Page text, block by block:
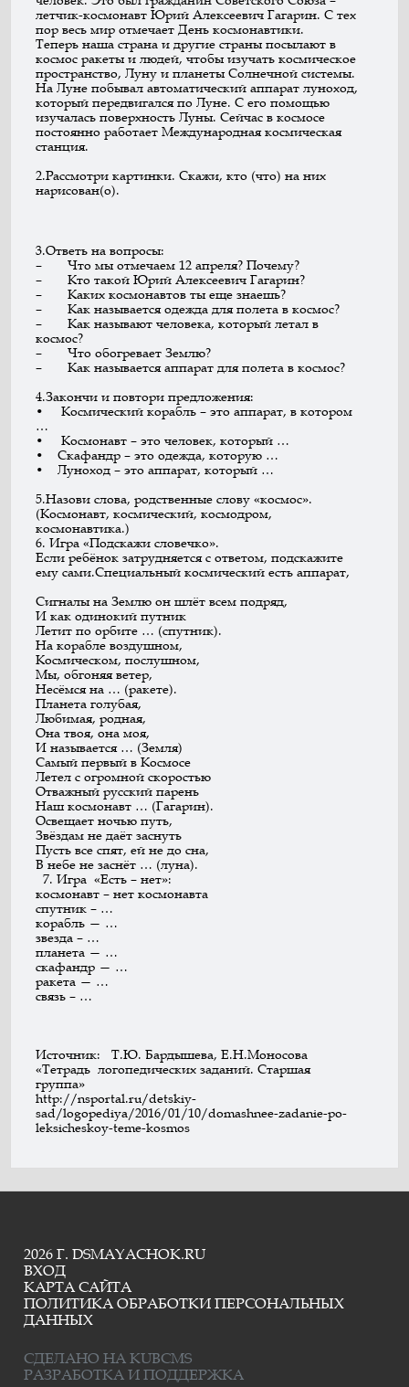
летчик-космонавт Юрий Алексеевич Гагарин. С тех
пор весь мир отмечает День космонавтики.
Теперь наша страна и другие страны посылают в
космос ракеты и людей, чтобы изучать космическое
пространство, Луну и планеты Солнечной системы.
На Луне побывал автоматический аппарат луноход,
который передвигался по Луне. С его помощью
изучалась поверхность Луны. Сейчас в космосе
постоянно работает Международная космическая
станция.
2.Рассмотри картинки. Скажи, кто (что) на них
нарисован(о).
3.Ответь на вопросы:
– Что мы отмечаем 12 апреля? Почему?
– Кто такой Юрий Алексеевич Гагарин?
– Каких космонавтов ты еще знаешь?
– Как называется одежда для полета в космос?
– Как называют человека, который летал в
космос?
– Что обогревает Землю?
– Как называется аппарат для полета в космос?
4.Закончи и повтори предложения:
• Космический корабль – это аппарат, в котором
…
• Космонавт – это человек, который …
• Скафандр – это одежда, которую …
• Луноход – это аппарат, который …
5.Назови слова, родственные слову «космос».
(Космонавт, космический, космодром,
космонавтика.)
6. Игра «Подскажи словечко».
Если ребёнок затрудняется с ответом, подскажите
ему сами.Специальный космический есть аппарат,
Сигналы на Землю он шлёт всем подряд,
И как одинокий путник
Летит по орбите … (спутник).
На корабле воздушном,
Космическом, послушном,
Мы, обгоняя ветер,
Несёмся на … (ракете).
Планета голубая,
Любимая, родная,
Она твоя, она моя,
И называется … (Земля)
Самый первый в Космосе
Летел с огромной скоростью
Отважный русский парень
Наш космонавт … (Гагарин).
Освещает ночью путь,
Звёздам не даёт заснуть
Пусть все спят, ей не до сна,
В небе не заснёт … (луна).
7. Игра «Есть – нет»:
космонавт – нет космонавта
спутник – …
корабль — …
звезда – …
планета — …
скафандр — …
ракета — …
связь – …
Источник: Т.Ю. Бардышева, Е.Н.Моносова
«Тетрадь логопедических заданий. Старшая
группа»
http://nsportal.ru/detskiy-
sad/logopediya/2016/01/10/domashnee-zadanie-po-
leksicheskoy-teme-kosmos
2026 Г. DSMAYACHOK.RU
ВХОД
КАРТА САЙТА
ПОЛИТИКА ОБРАБОТКИ ПЕРСОНАЛЬНЫХ
ДАННЫХ
СДЕЛАНО НА KUBCMS
РАЗРАБОТКА И ПОДДЕРЖКА